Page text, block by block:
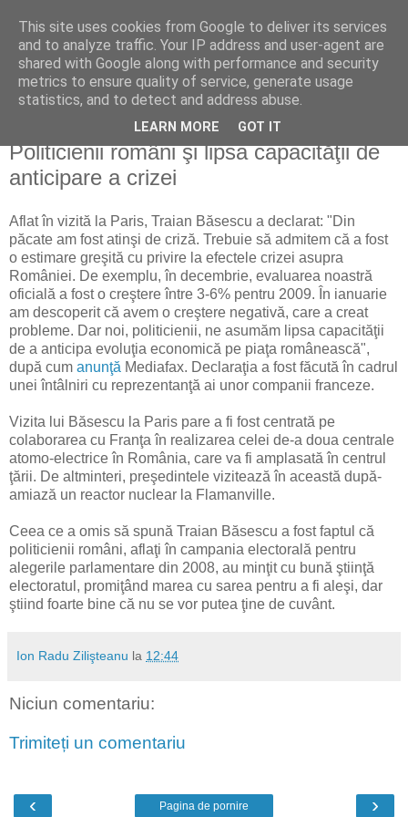
Reflecţii economice
blog de reflecţii, informaţii şi opinii economice
marți, 19 mai 2009
Politicienii români şi lipsa capacităţii de
anticipare a crizei
Aflat în vizită la Paris, Traian Băsescu a declarat: "Din
păcate am fost atinşi de criză. Trebuie să admitem că a fost
o estimare greşită cu privire la efectele crizei asupra
României. De exemplu, în decembrie, evaluarea noastră
oficială a fost o creştere între 3-6% pentru 2009. În ianuarie
am descoperit că avem o creştere negativă, care a creat
probleme. Dar noi, politicienii, ne asumăm lipsa capacităţii
de a anticipa evoluţia economică pe piaţa românească",
după cum anunţă Mediafax. Declaraţia a fost făcută în cadrul
unei întâlniri cu reprezentanţă ai unor companii franceze.
Vizita lui Băsescu la Paris pare a fi fost centrată pe
colaborarea cu Franţa în realizarea celei de-a doua centrale
atomo-electrice în România, care va fi amplasată în centrul
ţării. De altminteri, preşedintele vizitează în această după-
amiază un reactor nuclear la Flamanville.
Ceea ce a omis să spună Traian Băsescu a fost faptul că
politicienii români, aflaţi în campania electorală pentru
alegerile parlamentare din 2008, au minţit cu bună ştiinţă
electoratul, promiţând marea cu sarea pentru a fi aleşi, dar
ştiind foarte bine că nu se vor putea ţine de cuvânt.
Ion Radu Zilişteanu la 12:44
Niciun comentariu:
Trimiteți un comentariu
‹ ›
Pagina de pornire
This site uses cookies from Google to deliver its services
and to analyze traffic. Your IP address and user-agent are
shared with Google along with performance and security
metrics to ensure quality of service, generate usage
statistics, and to detect and address abuse.
LEARN MORE GOT IT